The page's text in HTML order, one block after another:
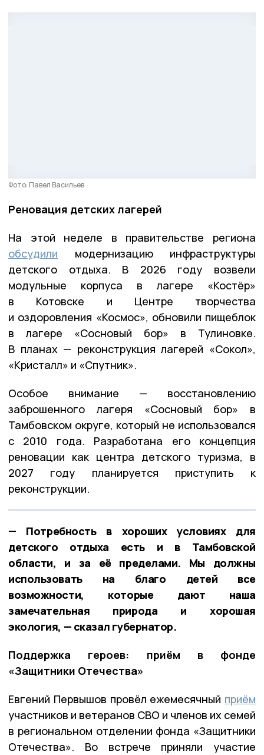
Фото: Павел Васильев
Реновация детских лагерей
На этой неделе в правительстве региона
обсудили модернизацию инфраструктуры
детского отдыха. В 2026 году возвели
модульные корпуса в лагере «Костёр»
в Котовске и Центре творчества
и оздоровления «Космос», обновили пищеблок
в лагере «Сосновый бор» в Тулиновке.
В планах — реконструкция лагерей «Сокол»,
«Кристалл» и «Спутник».
Особое внимание — восстановлению
заброшенного лагеря «Сосновый бор» в
Тамбовском округе, который не использовался
с 2010 года. Разработана его концепция
реновации как центра детского туризма, в
2027 году планируется приступить к
реконструкции.
— Потребность в хороших условиях для
детского отдыха есть и в Тамбовской
области, и за её пределами. Мы должны
использовать на благо детей все
возможности, которые дают наша
замечательная природа и хорошая
экология, — сказал губернатор.
Поддержка героев: приём в фонде
«Защитники Отечества»
Евгений Первышов провёл ежемесячный приём
участников и ветеранов СВО и членов их семей
в региональном отделении фонда «Защитники
Отечества». Во встрече приняли участие